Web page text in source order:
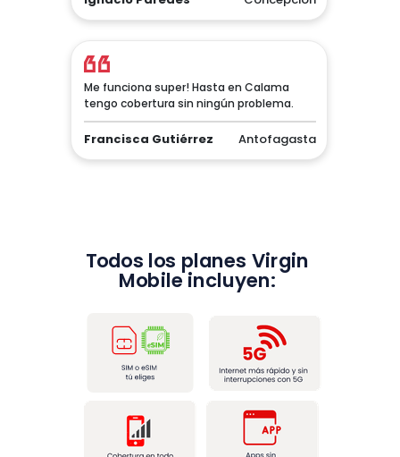
Todos los planes Virgin
Mobile incluyen:
Me funciona super! Hasta en Calama
tengo cobertura sin ningún problema.
Francisca Gutiérrez Antofagasta